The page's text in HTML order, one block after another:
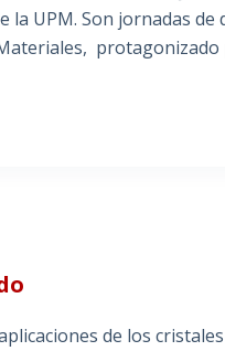
la UPM. Son jornadas
de los